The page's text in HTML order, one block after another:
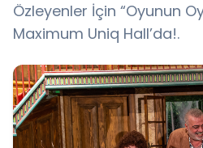
Özleyenler İçin “Oyunun
Maximum Uniq Hall’da!.